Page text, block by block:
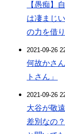
【愚痴】
は凄まじ
の力を借
2021-09-26
何故かさ
トさん」
2021-09-26
大谷が敬
差別なの